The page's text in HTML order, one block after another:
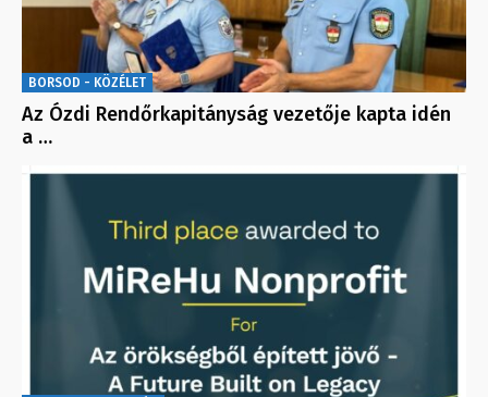
BORSOD - KÖZÉLET
Az Ózdi Rendőrkapitányság vezetője kapta idén
a …